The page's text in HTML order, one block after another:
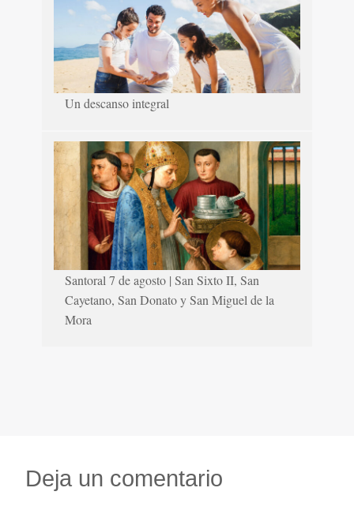
Un descanso integral
Santoral 7 de agosto | San Sixto II, San
Cayetano, San Donato y San Miguel de la
Mora
Deja un comentario